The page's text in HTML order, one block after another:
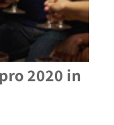
2020 in